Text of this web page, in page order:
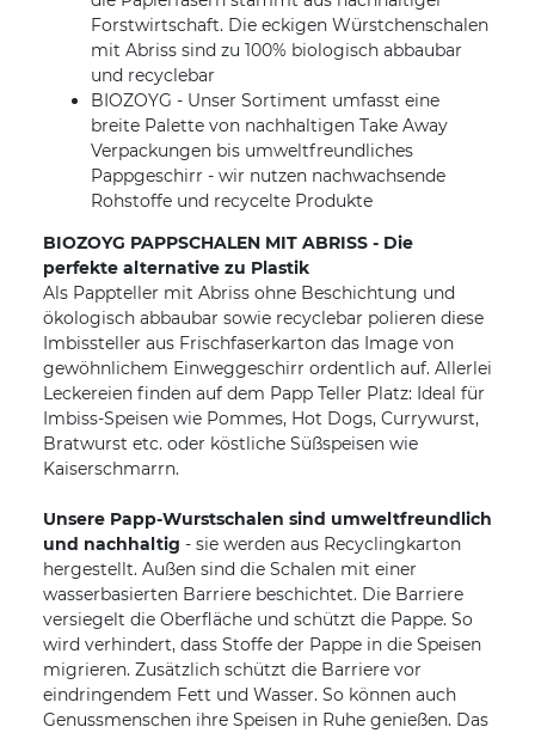
Forstwirtschaft. Die eckigen Würstchenschalen
mit Abriss sind zu 100% biologisch abbaubar
und recyclebar
BIOZOYG - Unser Sortiment umfasst eine
breite Palette von nachhaltigen Take Away
Verpackungen bis umweltfreundliches
Pappgeschirr - wir nutzen nachwachsende
Rohstoffe und recycelte Produkte
BIOZOYG PAPPSCHALEN MIT ABRISS - Die
perfekte alternative zu Plastik
Als Pappteller mit Abriss ohne Beschichtung und
ökologisch abbaubar sowie recyclebar polieren diese
Imbissteller aus Frischfaserkarton das Image von
gewöhnlichem Einweggeschirr ordentlich auf. Allerlei
Leckereien finden auf dem Papp Teller Platz: Ideal für
Imbiss-Speisen wie Pommes, Hot Dogs, Currywurst,
Bratwurst etc. oder köstliche Süßspeisen wie
Kaiserschmarrn.
Unsere Papp-Wurstschalen sind umweltfreundlich
und nachhaltig - sie werden aus Recyclingkarton
hergestellt. Außen sind die Schalen mit einer
wasserbasierten Barriere beschichtet. Die Barriere
versiegelt die Oberfläche und schützt die Pappe. So
wird verhindert, dass Stoffe der Pappe in die Speisen
migrieren. Zusätzlich schützt die Barriere vor
eindringendem Fett und Wasser. So können auch
Genussmenschen ihre Speisen in Ruhe genießen. Das